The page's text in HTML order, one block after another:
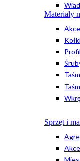
Materiały
Sprzęt i